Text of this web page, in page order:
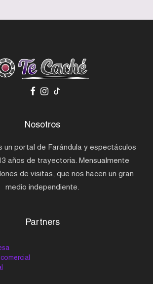
Nosotros
un portal de Farándula y espectáculos
años de trayectoria. Mensualmente
de visitas, que nos hacen un gran
medio independiente.
Partners